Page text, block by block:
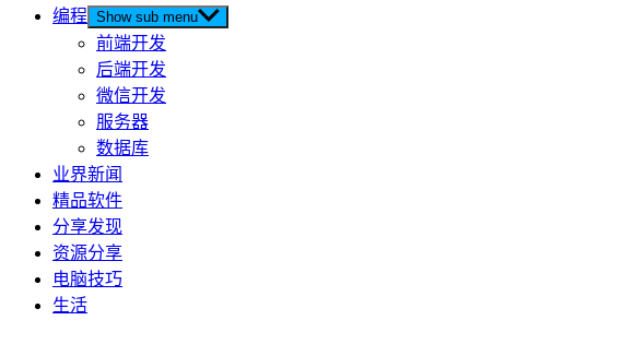
编程 Show sub menu
前端开发
后端开发
微信开发
服务器
数据库
业界新闻
精品软件
分享发现
资源分享
电脑技巧
生活